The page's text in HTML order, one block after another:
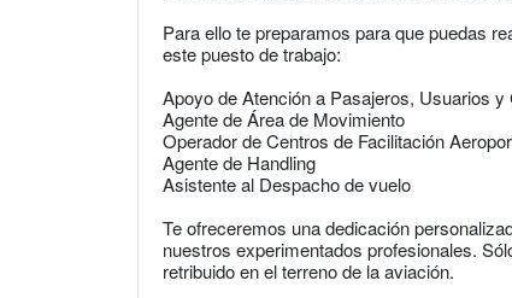
Para ello te preparamos para que puedas
este puesto de trabajo:
Apoyo de Atención a Pasajeros, Usuarios y
Agente de Área de Movimiento
Operador de Centros de Facilitación
Agente de Handling
Asistente al Despacho de vuelo
Te ofreceremos una dedicación
nuestros experimentados profesionales.
retribuido en el terreno de la aviación.